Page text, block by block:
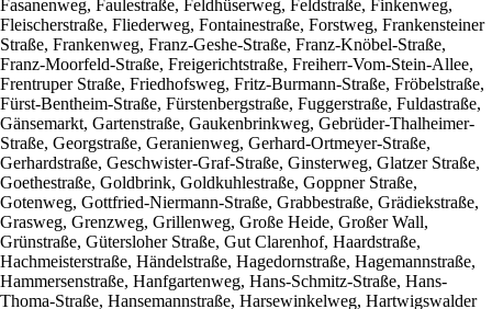
Fasanenweg, Faulestraße, Feldhüserweg, Feldstraße, Finkenweg,
Fleischerstraße, Fliederweg, Fontainestraße, Forstweg, Frankensteiner
Straße, Frankenweg, Franz-Geshe-Straße, Franz-Knöbel-Straße,
Franz-Moorfeld-Straße, Freigerichtstraße, Freiherr-Vom-Stein-Allee,
Frentruper Straße, Friedhofsweg, Fritz-Burmann-Straße, Fröbelstraße,
Fürst-Bentheim-Straße, Fürstenbergstraße, Fuggerstraße, Fuldastraße,
Gänsemarkt, Gartenstraße, Gaukenbrinkweg, Gebrüder-Thalheimer-
Straße, Georgstraße, Geranienweg, Gerhard-Ortmeyer-Straße,
Gerhardstraße, Geschwister-Graf-Straße, Ginsterweg, Glatzer Straße,
Goethestraße, Goldbrink, Goldkuhlestraße, Goppner Straße,
Gotenweg, Gottfried-Niermann-Straße, Grabbestraße, Grädiekstraße,
Grasweg, Grenzweg, Grillenweg, Große Heide, Großer Wall,
Grünstraße, Gütersloher Straße, Gut Clarenhof, Haardstraße,
Hachmeisterstraße, Händelstraße, Hagedornstraße, Hagemannstraße,
Hammersenstraße, Hanfgartenweg, Hans-Schmitz-Straße, Hans-
Thoma-Straße, Hansemannstraße, Harsewinkelweg, Hartwigswalder